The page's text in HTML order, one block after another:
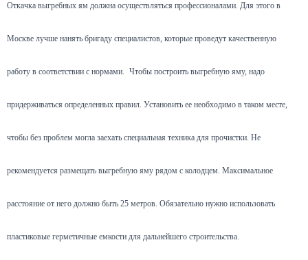
Откачка выгребных ям должна осуществляться профессионалами. Для этого в
Москве лучше нанять бригаду специалистов, которые проведут качественную
работу в соответствии с нормами. Чтобы построить выгребную яму, надо
придерживаться определенных правил. Установить ее необходимо в таком месте,
чтобы без проблем могла заехать специальная техника для прочистки. Не
рекомендуется размещать выгребную яму рядом с колодцем. Максимальное
расстояние от него должно быть 25 метров. Обязательно нужно использовать
пластиковые герметичные емкости для дальнейшего строительства.